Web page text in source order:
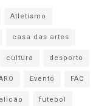
Atletismo
casa das artes
cultura
desporto
Evento
FAC
futebol